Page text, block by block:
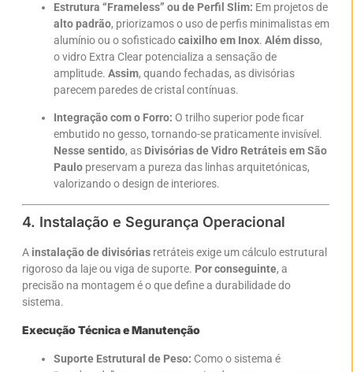
Estrutura “Frameless” ou de Perfil Slim: Em projetos de
alto padrão, priorizamos o uso de perfis minimalistas em
alumínio ou o sofisticadocaixilho em Inox. Além disso,
o vidro Extra Clear potencializa a sensação de
amplitude. Assim, quando fechadas, as divisórias
parecem paredes de cristal contínuas.
Integração com o Forro: O trilho superior pode ficar
embutido no gesso, tornando-se praticamente invisível.
Nesse sentido, as Divisórias de Vidro Retráteis em São
Paulo preservam a pureza das linhas arquitetónicas,
valorizando o design de interiores.
4. Instalação e Segurança Operacional
A instalação de divisórias retráteis exige um cálculo estrutural
rigoroso da laje ou viga de suporte. Por conseguinte, a
precisão na montagem é o que define a durabilidade do
sistema.
Execução Técnica e Manutenção
Suporte Estrutural de Peso: Como o sistema é